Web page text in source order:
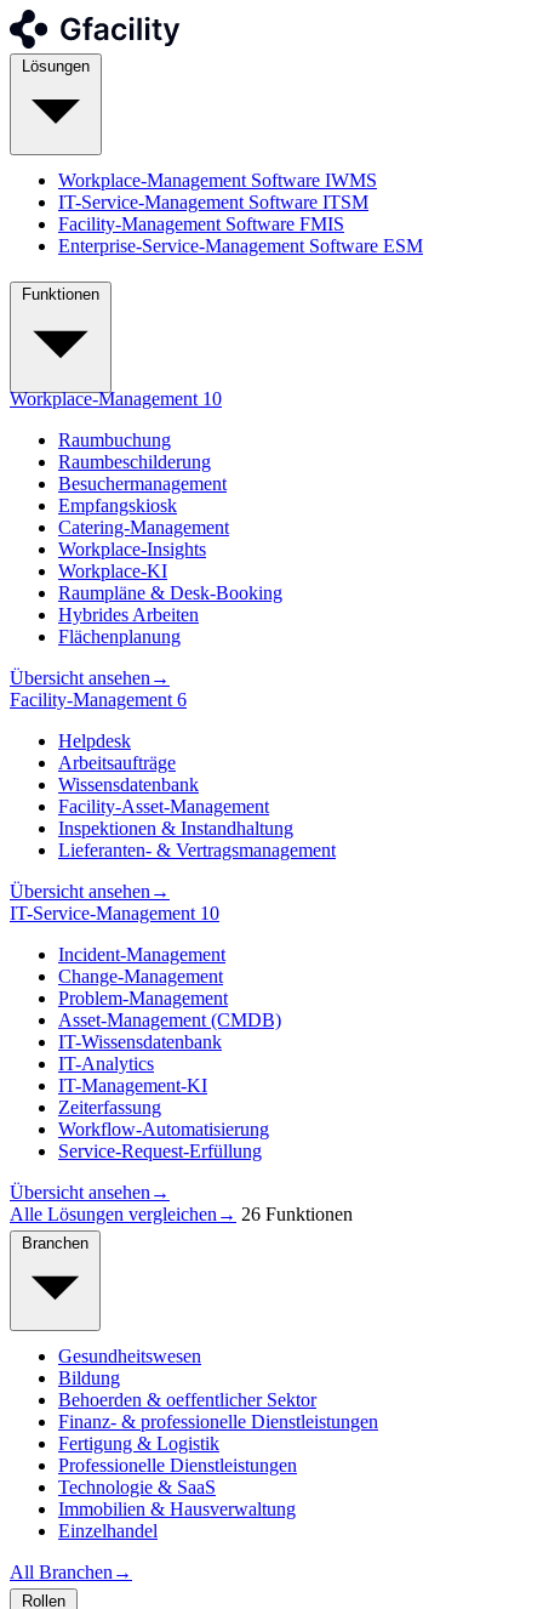
Workplace-Management Software IWMS
IT-Service-Management Software ITSM
Facility-Management Software FMIS
Enterprise-Service-Management Software ESM
Workplace-Management 10
Raumbuchung
Raumbeschilderung
Besuchermanagement
Empfangskiosk
Catering-Management
Workplace-Insights
Workplace-KI
Raumpläne & Desk-Booking
Hybrides Arbeiten
Flächenplanung
Übersicht ansehen →
Facility-Management 6
Helpdesk
Arbeitsaufträge
Wissensdatenbank
Facility-Asset-Management
Inspektionen & Instandhaltung
Lieferanten- & Vertragsmanagement
Übersicht ansehen →
IT-Service-Management 10
Incident-Management
Change-Management
Problem-Management
Asset-Management (CMDB)
IT-Wissensdatenbank
IT-Analytics
IT-Management-KI
Zeiterfassung
Workflow-Automatisierung
Service-Request-Erfüllung
Übersicht ansehen →
Alle Lösungen vergleichen → 26 Funktionen
Gesundheitswesen
Bildung
Behoerden & oeffentlicher Sektor
Finanz- & professionelle Dienstleistungen
Fertigung & Logistik
Professionelle Dienstleistungen
Technologie & SaaS
Immobilien & Hausverwaltung
Einzelhandel
All Branchen →